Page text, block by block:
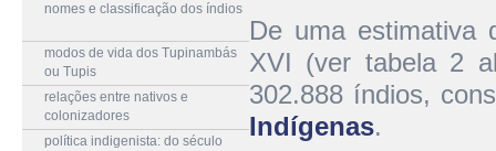
nomes e classificação dos índios
modos de vida dos Tupinambás
ou Tupis
relações entre nativos e
colonizadores
política indigenista: do século
De uma estimativa
XVI (ver tabela 2
302.888 índios,
Indígenas.